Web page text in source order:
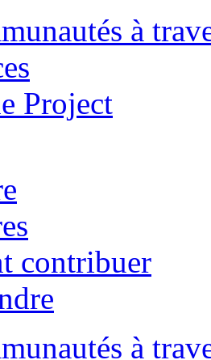
à
Project
contribuer
à